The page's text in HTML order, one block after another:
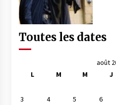
Toutes les dates
août
L
M M J
3
4 5 6